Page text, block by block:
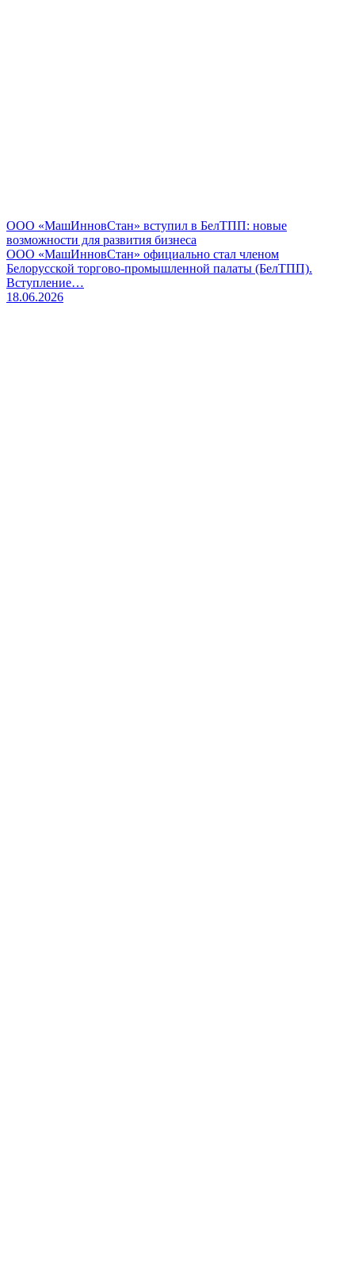
ООО «МашИнновСтан» вступил в БелТПП: новые
возможности для развития бизнеса
ООО «МашИнновСтан» официально стал членом
Белорусской торгово‑промышленной палаты (БелТПП).
Вступление…
18.06.2026